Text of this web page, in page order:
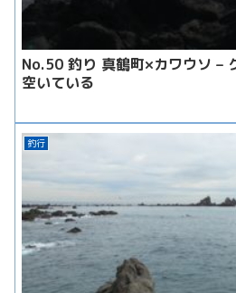
No.50 釣り 真鶴町×カワウソ –
空いている
釣行